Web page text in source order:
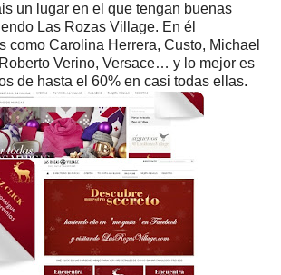
un lugar en el que tengan buenas
Las Rozas Village. En él
como Carolina Herrera, Custo, Michael
Verino, Versace… y lo mejor es
de hasta el 60% en casi todas ellas.